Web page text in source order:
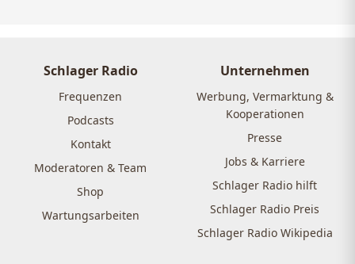
Schlager Radio
Frequenzen
Podcasts
Kontakt
Moderatoren & Team
Shop
Wartungsarbeiten
Unternehmen
Werbung, Vermarktung &
Kooperationen
Presse
Jobs & Karriere
Schlager Radio hilft
Schlager Radio Preis
Schlager Radio Wikipedia